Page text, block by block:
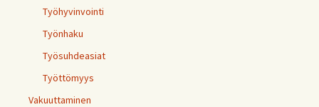
Työhyvinvointi
Työnhaku
Työsuhdeasiat
Työttömyys
Vakuuttaminen